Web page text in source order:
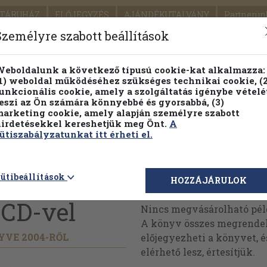
ELŐJEGYZÉS AJÁNDÉKUTALVÁNY
SEGÍTSÉG
PILLANATNYI ÁRAINK FENNTARTHATÓ
Részletes kereső Témaköri fa
vel
2004-RŐL
Megvásárolható
Nincs megvásárolható
A könyv összes
előjegyezheti a könyvet,
elérhető lesz, értesítjük.
szabott beállítások
a következő típusú cookie-kat alkalmazza:
weboldal működéséhez szükséges technikai cookie,
cookie, amely a szolgáltatás igénybe
az Ön számára könnyebbé és gyorsabbá, (3)
cookie, amely alapján személyre szabott
kereshetjük meg Önt. A
itt érheti el.
HOZZÁJÁRULOK